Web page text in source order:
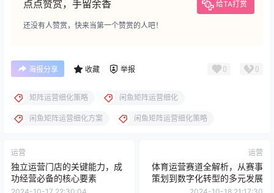
点点赞赏，手留余香 给TA打赏
还没有人赞赏，快来当第一个赞赏的人吧！
海报分享 收藏 举报 0 0
矩阵运营细化策略 闲鱼矩阵运营细化
闲鱼矩阵运营细化方案 闲鱼矩阵运营细化策略
运营
独立运营门店的关键能力，成
功经营必备的核心要素
运营
体育运营赛道全解析，从赛事
策划到数字化转型的多元发展